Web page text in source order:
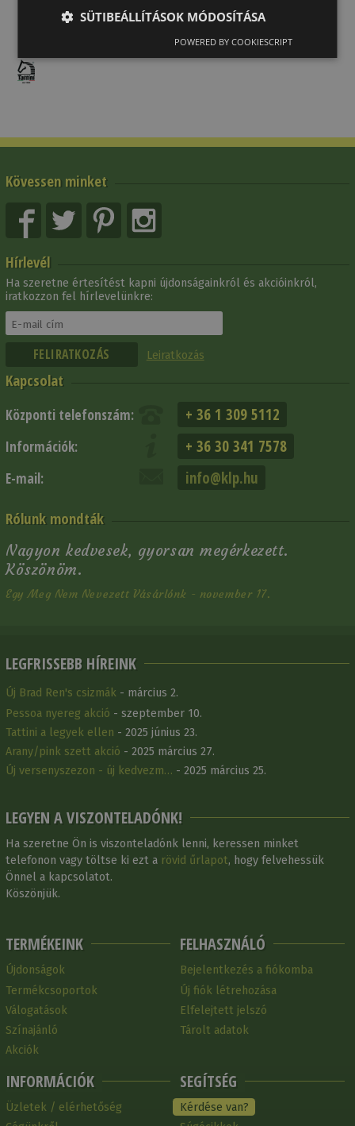
41 445 Ft
Kövessen minket
Hírlevél
Ha szeretne értesítést kapni újdonságainkról és akcióinkról,
iratkozzon fel hírlevelünkre:
Leiratkozás
Kapcsolat
Központi telefonszám: + 36 1 309 5112
Információk: + 36 30 341 7578
E-mail: info@klp.hu
Rólunk mondták
Nagyon kedvesek, gyorsan megérkezett.
Köszönöm.
Egy Meg Nem Nevezett Vásárlónk - november 17.
LEGFRISSEBB HÍREINK
Új Brad Ren's csizmák - március 2.
Pessoa nyereg akció - szeptember 10.
Tattini a legyek ellen - 2025 június 23.
Arany/pink szett akció - 2025 március 27.
Új versenyszezon - új kedvezm… - 2025 március 25.
LEGYEN A VISZONTELADÓNK!
Ha szeretne Ön is viszonteladónk lenni, keressen minket
telefonon vagy töltse ki ezt a rövid űrlapot, hogy felvehessük
Önnel a kapcsolatot.
Köszönjük.
TERMÉKEINK
Újdonságok
Termékcsoportok
Válogatások
Színajánló
Akciók
INFORMÁCIÓK
Üzletek / elérhetőség
FELHASZNÁLÓ
Bejelentkezés a fiókomba
Új fiók létrehozása
Elfelejtett jelszó
Tárolt adatok
SEGÍTSÉG
Kérdése van?
SÜTIBEÁLLÍTÁSOK MÓDOSÍTÁSA
POWERED BY COOKIESCRIPT